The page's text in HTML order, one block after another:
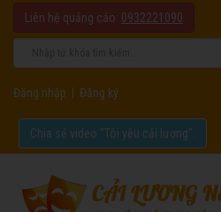
Liên hệ quảng cáo: 0932221090
Đăng nhập Đăng ký
Chia sẻ video "Tôi yêu cải lương".